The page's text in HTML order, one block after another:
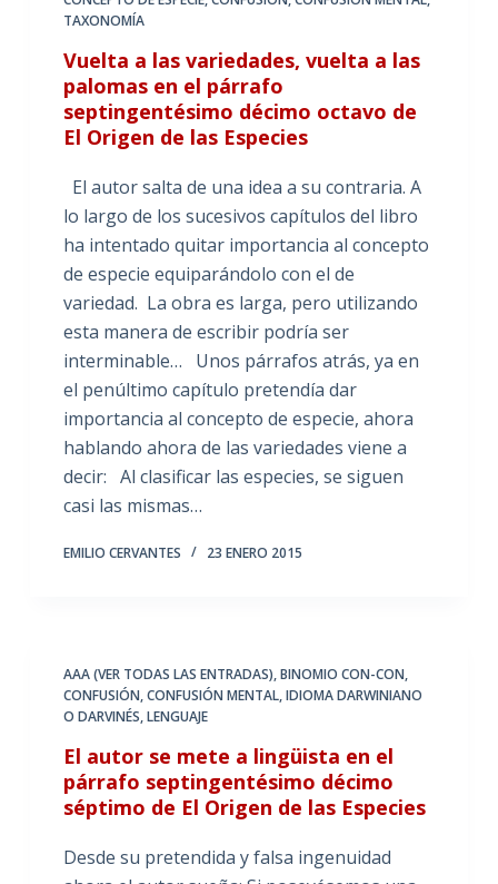
TAXONOMÍA
Vuelta a las variedades, vuelta a las
palomas en el párrafo
septingentésimo décimo octavo de
El Origen de las Especies
El autor salta de una idea a su contraria. A
lo largo de los sucesivos capítulos del libro
ha intentado quitar importancia al concepto
de especie equiparándolo con el de
variedad. La obra es larga, pero utilizando
esta manera de escribir podría ser
interminable… Unos párrafos atrás, ya en
el penúltimo capítulo pretendía dar
importancia al concepto de especie, ahora
hablando ahora de las variedades viene a
decir: Al clasificar las especies, se siguen
casi las mismas…
EMILIO CERVANTES 23 ENERO 2015
AAA (VER TODAS LAS ENTRADAS),BINOMIO CON-CON,
CONFUSIÓN,CONFUSIÓN MENTAL,IDIOMA DARWINIANO
O DARVINÉS,LENGUAJE
El autor se mete a lingüista en el
párrafo septingentésimo décimo
séptimo de El Origen de las Especies
Desde su pretendida y falsa ingenuidad